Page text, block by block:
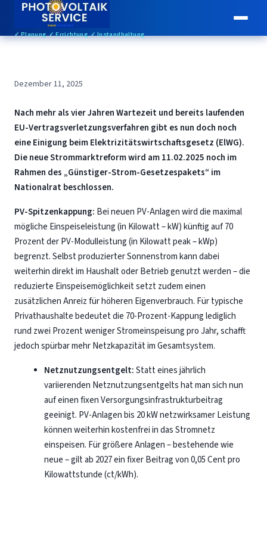
✓ Planung ✓ Errichtung ✓ Instandhaltung
Dezember 11, 2025
Nach mehr als vier Jahren Wartezeit und bereits laufenden
EU-Vertragsverletzungsverfahren gibt es nun doch noch
eine Einigung beim Elektrizitätswirtschaftsgesetz (ElWG).
Die neue Strommarktreform wird am 11.02.2025 noch im
Rahmen des „Günstiger-Strom-Gesetzespakets“ im
Nationalrat beschlossen.
PV-Spitzenkappung: Bei neuen PV-Anlagen wird die maximal
mögliche Einspeiseleistung (in Kilowatt – kW) künftig auf 70
Prozent der PV-Modulleistung (in Kilowatt peak – kWp)
begrenzt. Selbst produzierter Sonnenstrom kann dabei
weiterhin direkt im Haushalt oder Betrieb genutzt werden – die
reduzierte Einspeisemöglichkeit setzt zudem einen
zusätzlichen Anreiz für höheren Eigenverbrauch. Für typische
Privathaushalte bedeutet die 70-Prozent-Kappung lediglich
rund zwei Prozent weniger Stromeinspeisung pro Jahr, schafft
jedoch spürbar mehr Netzkapazität im Gesamtsystem.
Netznutzungsentgelt:Statt eines jährlich
variierenden Netznutzungsentgelts hat man sich nun
auf einen fixen Versorgungsinfrastrukturbeitrag
geeinigt. PV-Anlagen bis 20 kW netzwirksamer Leistung
können weiterhin kostenfrei in das Stromnetz
einspeisen. Für größere Anlagen – bestehende wie
neue – gilt ab 2027 ein fixer Beitrag von 0,05 Cent pro
Kilowattstunde (ct/kWh).